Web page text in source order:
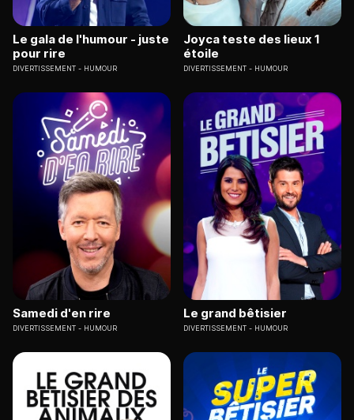
Le gala de l'humour - juste
pour rire
DIVERTISSEMENT HUMOUR
Joyca teste des lieux 1
étoile
DIVERTISSEMENT HUMOUR
Samedi d'en rire
DIVERTISSEMENT HUMOUR
Le grand bêtisier
DIVERTISSEMENT HUMOUR